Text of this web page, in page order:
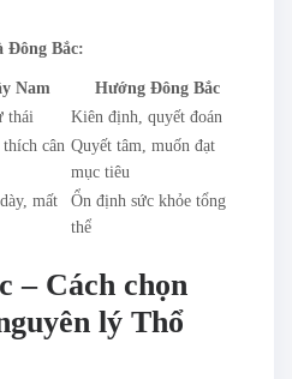
Đông Bắc:
Nam
Hướng Đông Bắc
thái
Kiên định, quyết đoán
cân Quyết tâm, muốn đạt
mục tiêu
mất
Ổn định sức khỏe tổng
thể
– Cách chọn
lý Thổ